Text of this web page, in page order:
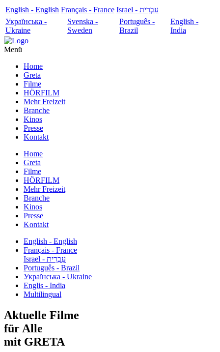
English - English Français - France
עִבְרִית - Israel
Українська -
Ukraine
Svenska -
Sweden
Português -
Brazil
English -
India
Menü
Home
Greta
Filme
HÖRFILM
Mehr Freizeit
Branche
Kinos
Presse
Kontakt
Home
Greta
Filme
HÖRFILM
Mehr Freizeit
Branche
Kinos
Presse
Kontakt
English - English
Français - France
עִבְרִית - Israel
Português - Brazil
Українська - Ukraine
Englis - India
Multilingual
Aktuelle Filme
für Alle
mit GRETA